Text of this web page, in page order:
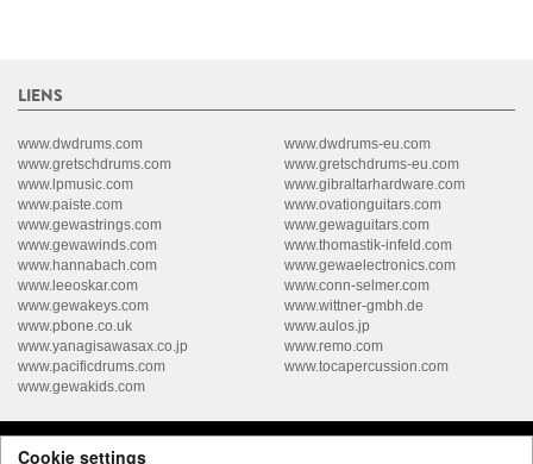
LIENS
www.dwdrums.com
www.dwdrums-eu.com
www.gretschdrums.com
www.gretschdrums-eu.com
www.lpmusic.com
www.gibraltarhardware.com
www.paiste.com
www.ovationguitars.com
www.gewastrings.com
www.gewaguitars.com
www.gewawinds.com
www.thomastik-infeld.com
www.hannabach.com
www.gewaelectronics.com
www.leeoskar.com
www.conn-selmer.com
www.gewakeys.com
www.wittner-gmbh.de
www.pbone.co.uk
www.aulos.jp
www.yanagisawasax.co.jp
www.remo.com
www.pacificdrums.com
www.tocapercussion.com
www.gewakids.com
Cookie settings